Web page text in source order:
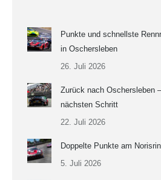
Punkte und schnellste
in Oschersleben
26. Juli 2026
Zurück nach Oschersleben
nächsten Schritt
22. Juli 2026
Doppelte Punkte am
5. Juli 2026